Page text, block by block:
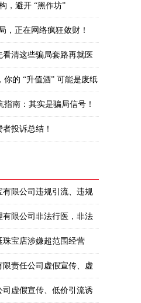
，避开 “黑作坊”​
，正在网络疯狂敛财！​
清这些骗局套路再就医
你的 “升值酒” 可能是废纸
南：其实是骗局信号！
投诉总结！
限公司违规引流、违规
虚构保本回收、稳赚收
限公司非法行医，非法
消费欺诈，私户收款，
涉嫌民事侵权
宝店涉嫌超范围经营
责任公司虚假宣传、虚
润、隐瞒种植风险、诱导
司虚假宣传、低价引流诱